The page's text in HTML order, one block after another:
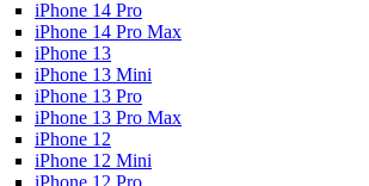
iPhone 14 Pro
iPhone 14 Pro Max
iPhone 13
iPhone 13 Mini
iPhone 13 Pro
iPhone 13 Pro Max
iPhone 12
iPhone 12 Mini
iPhone 12 Pro